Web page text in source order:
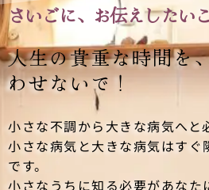
さいごに、お伝えしたい
人生の貴重な時間を
わせないで！
小さな不調から大きな病気へと
小さな病気と大きな病気はすぐ
です。
小さなうちに知る必要があなた